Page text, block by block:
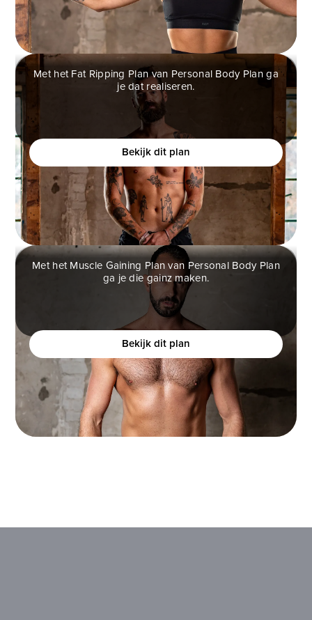
FAT RIPPING PLAN
Wil je een atletisch fysiek creëren en je zelfverzekerd
voelen?
Bekijk dit plan
Met het Fat Ripping Plan van Personal Body Plan ga
je dat realiseren.
MUSCLE GAINING PLAN
Ben jij een man die graag spiermassa op wilt
bouwen, maar het moeilijk vindt om dit te realiseren?
Bekijk dit plan
Met het Muscle Gaining Plan van Personal Body Plan
ga je die gainz maken.